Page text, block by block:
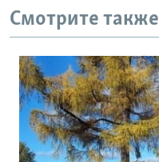
Смотрите также